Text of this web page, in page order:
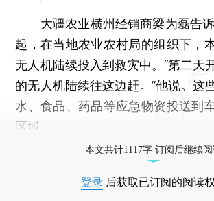
大疆农业横州经销商梁为磊告诉
起，在当地农业农村局的组织下，
无人机陆续投入到救灾中。“第二天
的无人机陆续往这边赶。”他说。这
水、食品、药品等应急物资投送到
区域。
本文共计1117字 订阅后继续
登录 后获取已订阅的阅读